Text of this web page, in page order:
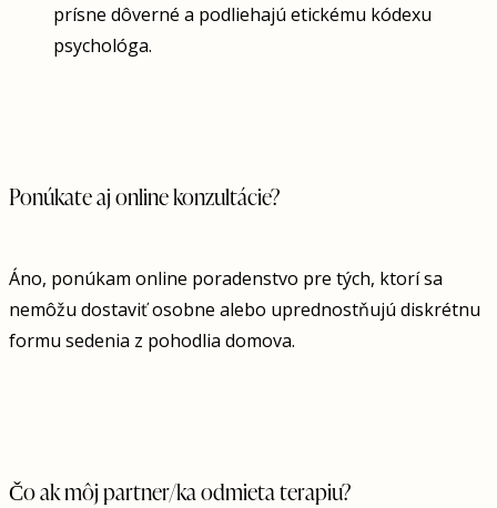
prísne dôverné a podliehajú etickému kódexu
psychológa.
Ponúkate aj online konzultácie?
Áno, ponúkam online poradenstvo pre tých, ktorí sa
nemôžu dostaviť osobne alebo uprednostňujú diskrétnu
formu sedenia z pohodlia domova.
Čo ak môj partner/ka odmieta terapiu?